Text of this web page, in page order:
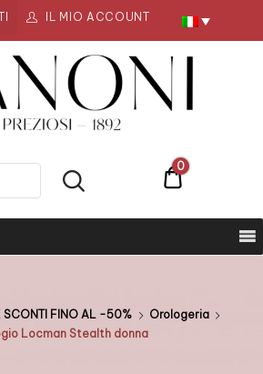
IL MIO ACCOUNT
PREZIOSI €0
0
SCONTI FINO AL -50%
Orologeria
Locman Stealth donna